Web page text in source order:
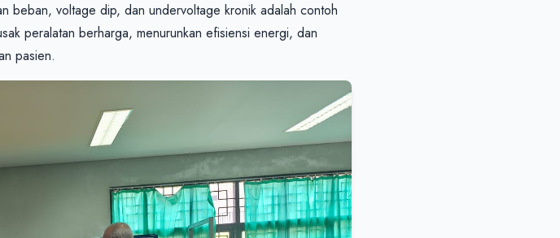
beban, voltage dip, dan undervoltage kronik adalah contoh
peralatan berharga, menurunkan efisiensi energi, dan
pasien.